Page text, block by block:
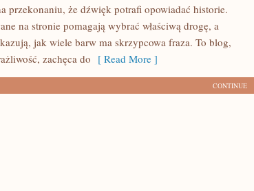
przekonaniu, że dźwięk potrafi opowiadać historie.
na stronie pomagają wybrać właściwą drogę, a
jak wiele barw ma skrzypcowa fraza. To blog,
zachęca do [ Read More ]
CONTINUE